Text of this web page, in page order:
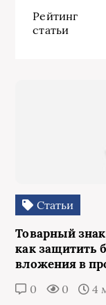
Рейтинг
статьи
Статьи
Товарный
как защитить
вложения в
0 0 4